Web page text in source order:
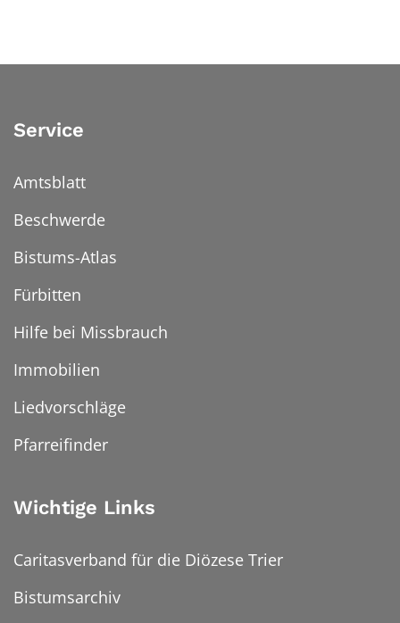
Service
Amtsblatt
Beschwerde
Bistums-Atlas
Fürbitten
Hilfe bei Missbrauch
Immobilien
Liedvorschläge
Pfarreifinder
Wichtige Links
Caritasverband für die Diözese Trier
Bistumsarchiv